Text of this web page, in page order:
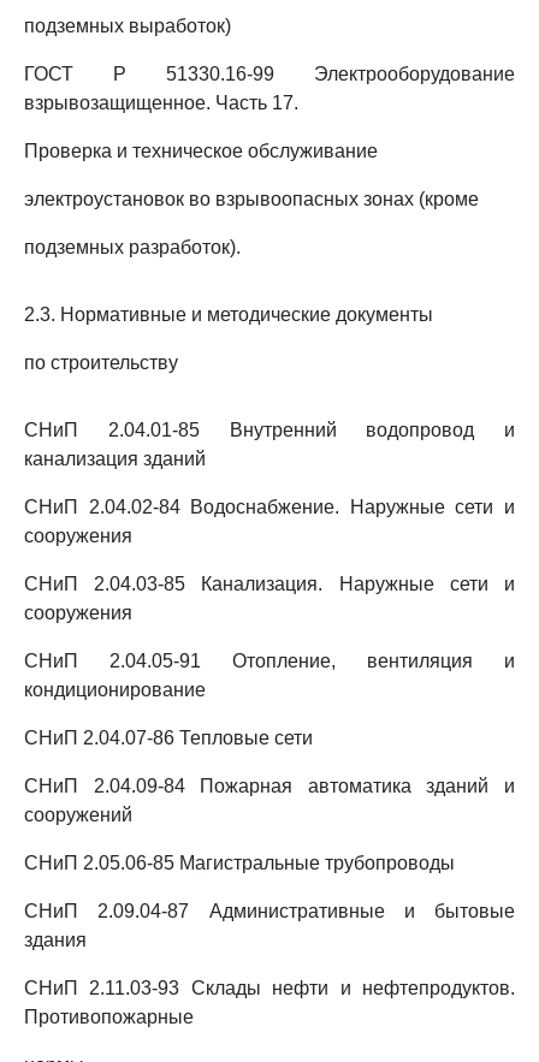
подземных выработок)
ГОСТ Р 51330.16-99 Электрооборудование
взрывозащищенное. Часть 17.
Проверка и техническое обслуживание
электроустановок во взрывоопасных зонах (кроме
подземных разработок).
2.3. Нормативные и методические документы
по строительству
СНиП 2.04.01-85 Внутренний водопровод и
канализация зданий
СНиП 2.04.02-84 Водоснабжение. Наружные сети и
сооружения
СНиП 2.04.03-85 Канализация. Наружные сети и
сооружения
СНиП 2.04.05-91 Отопление, вентиляция и
кондиционирование
СНиП 2.04.07-86 Тепловые сети
СНиП 2.04.09-84 Пожарная автоматика зданий и
сооружений
СНиП 2.05.06-85 Магистральные трубопроводы
СНиП 2.09.04-87 Административные и бытовые
здания
СНиП 2.11.03-93 Склады нефти и нефтепродуктов.
Противопожарные